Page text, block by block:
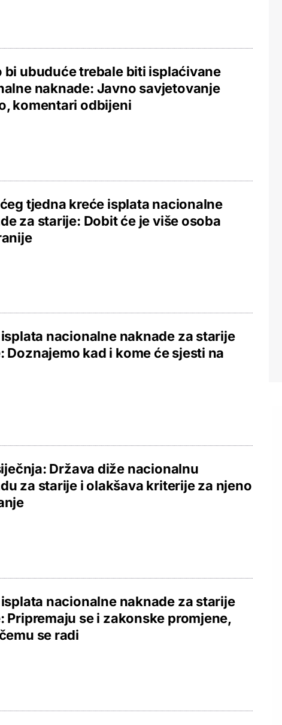
bi ubuduće trebale biti isplaćivane
naknade: Javno savjetovanje
komentari odbijeni
tjedna kreće isplata nacionalne
za starije: Dobit će je više osoba
nacionalne naknade za starije
Doznajemo kad i kome će sjesti na
Država diže nacionalnu
za starije i olakšava kriterije za njeno
nacionalne naknade za starije
Pripremaju se i zakonske promjene,
se radi